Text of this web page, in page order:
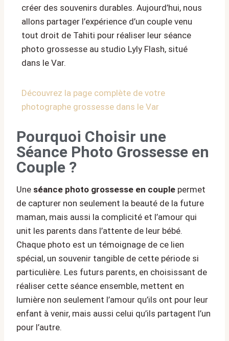
créer des souvenirs durables. Aujourd’hui, nous
allons partager l’expérience d’un couple venu
tout droit de Tahiti pour réaliser leur séance
photo grossesse au studio Lyly Flash, situé
dans le Var.
Découvrez la page complète de votre
photographe grossesse dans le Var
Pourquoi Choisir une
Séance Photo Grossesse en
Couple ?
Une séance photo grossesse en couple permet
de capturer non seulement la beauté de la future
maman, mais aussi la complicité et l’amour qui
unit les parents dans l’attente de leur bébé.
Chaque photo est un témoignage de ce lien
spécial, un souvenir tangible de cette période si
particulière. Les futurs parents, en choisissant de
réaliser cette séance ensemble, mettent en
lumière non seulement l’amour qu’ils ont pour leur
enfant à venir, mais aussi celui qu’ils partagent l’un
pour l’autre.